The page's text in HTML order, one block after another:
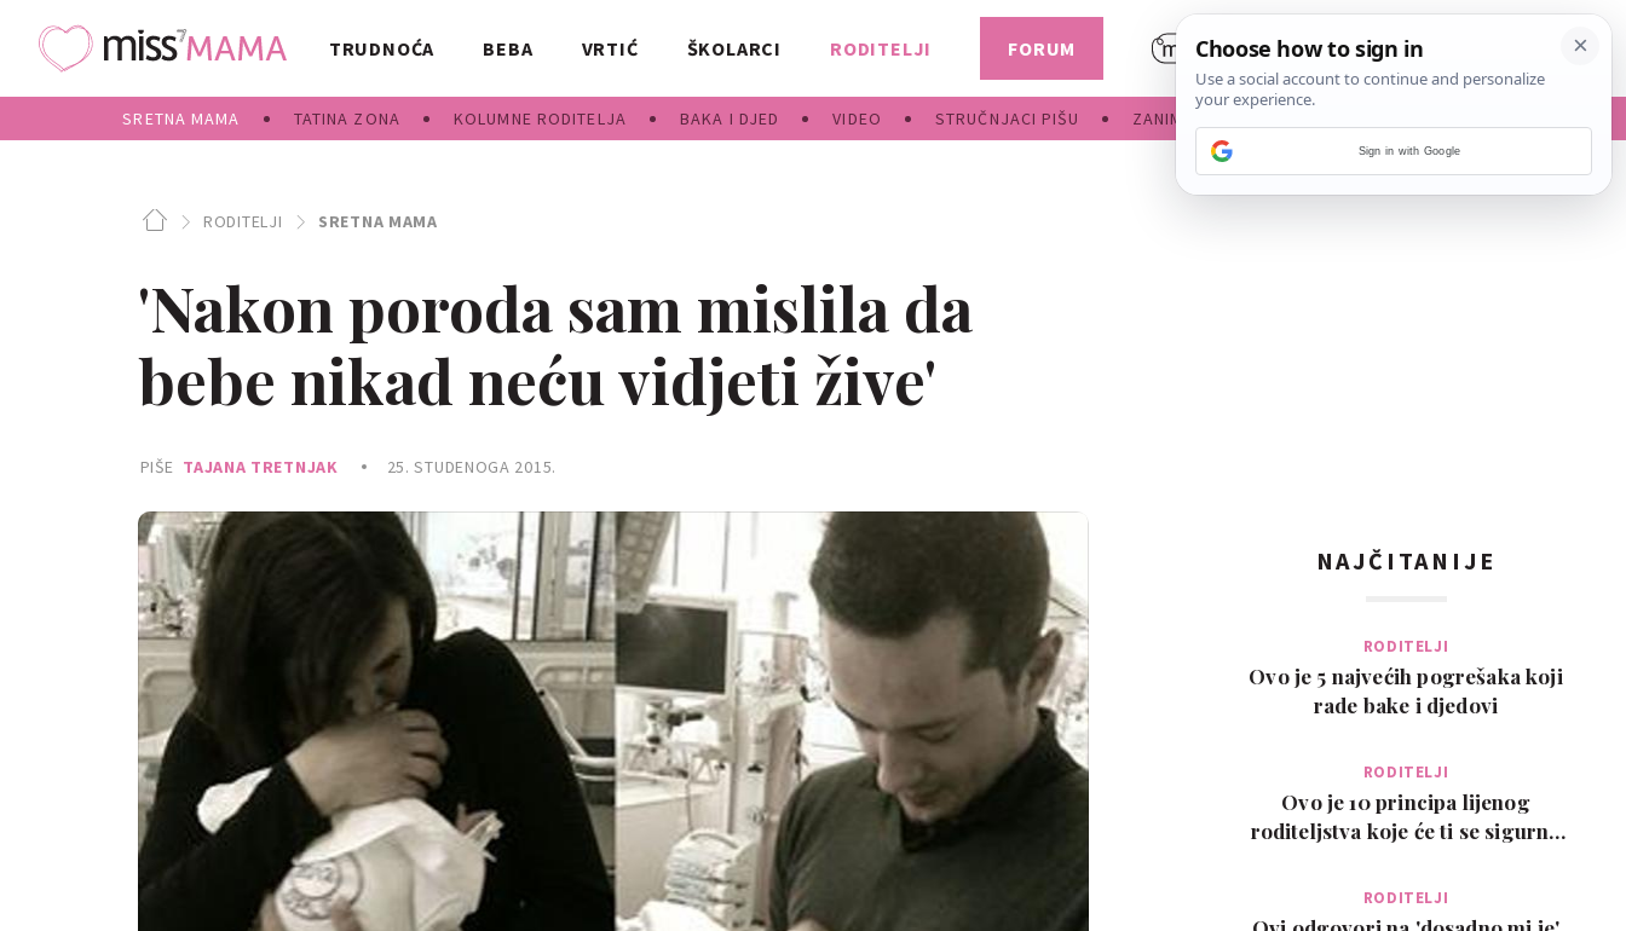
TRUDNOĆA BEBA VRTIĆ ŠKOLARCI RODITELJI
SRETNA MAMA TATINA ZONA KOLUMNE RODITELJA BAKA I DJED VIDEO STRUČNJACI PIŠU ZANIMLJIVOSTI
FORUM
RODITELJI SRETNA MAMA
'Nakon poroda sam mislila da
bebe nikad neću vidjeti žive'
PIŠE TAJANA TRETNJAK 25. STUDENOGA 2015.
NAJČITANIJE
RODITELJI
Ovo je 5 najvećih pogrešaka koji
rade bake i djedovi
RODITELJI
Ovo je 10 principa lijenog
roditeljstva koje će ti se sigurno
RODITELJI
Sign in with Google